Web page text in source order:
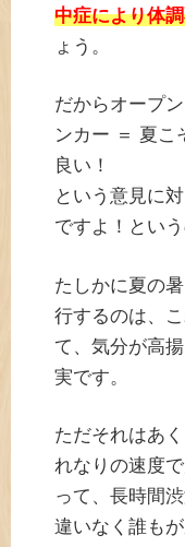
中症により体
ょう。
だからオープ
ンカー ＝ 夏こ
良い！
という意見に
ですよ！とい
たしかに夏の
行するのは、
て、気分が高
実です。
ただそれはあ
れなりの速度
って、長時間
違いなく誰も